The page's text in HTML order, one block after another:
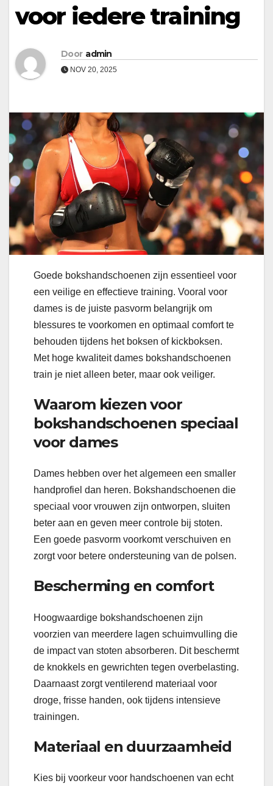
voor iedere training
Door admin
NOV 20, 2025
Goede bokshandschoenen zijn essentieel voor
een veilige en effectieve training. Vooral voor
dames is de juiste pasvorm belangrijk om
blessures te voorkomen en optimaal comfort te
behouden tijdens het boksen of kickboksen.
Met hoge kwaliteit dames bokshandschoenen
train je niet alleen beter, maar ook veiliger.
Waarom kiezen voor
bokshandschoenen speciaal
voor dames
Dames hebben over het algemeen een smaller
handprofiel dan heren. Bokshandschoenen die
speciaal voor vrouwen zijn ontworpen, sluiten
beter aan en geven meer controle bij stoten.
Een goede pasvorm voorkomt verschuiven en
zorgt voor betere ondersteuning van de polsen.
Bescherming en comfort
Hoogwaardige bokshandschoenen zijn
voorzien van meerdere lagen schuimvulling die
de impact van stoten absorberen. Dit beschermt
de knokkels en gewrichten tegen overbelasting.
Daarnaast zorgt ventilerend materiaal voor
droge, frisse handen, ook tijdens intensieve
trainingen.
Materiaal en duurzaamheid
Kies bij voorkeur voor handschoenen van echt